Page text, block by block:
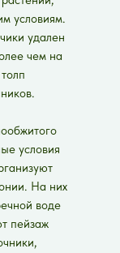
условиям.
удален
чем на
условия
На них
воде
пейзаж